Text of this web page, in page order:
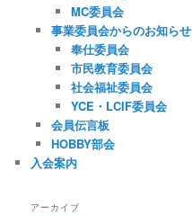
MC委員会
事業委員会からのお知らせ
奉仕委員会
市民教育委員会
社会福祉委員会
YCE・LCIF委員会
会員伝言板
HOBBY部会
入会案内
アーカイブ